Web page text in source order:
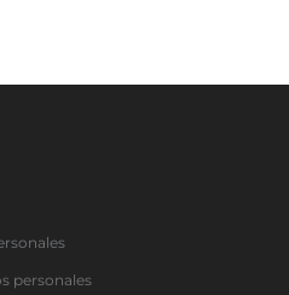
personales